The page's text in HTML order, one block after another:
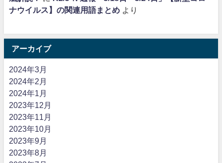
ナウイルス】の関連用語まとめ より
アーカイブ
2024年3月
2024年2月
2024年1月
2023年12月
2023年11月
2023年10月
2023年9月
2023年8月